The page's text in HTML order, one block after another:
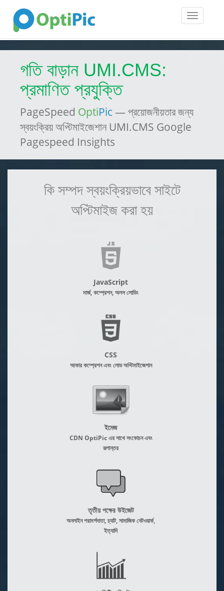
Toggle
গতি বাড়ান UMI.CMS:
প্রমাণিত প্রযুক্তি
PageSpeed OptiPic — প্রয়োজনীয়তার জন্য
স্বয়ংক্রিয় অপ্টিমাইজেশান UMI.CMS Google
Pagespeed Insights
কি সম্পদ স্বয়ংক্রিয়ভাবে সাইটে
অপ্টিমাইজ করা হয়
JavaScript
মার্জ, কম্প্রেশন, অলস লোডিং
CSS
আকার কম্প্রেশন এবং লোড অপ্টিমাইজেশান
ইমেজ
CDN OptiPic এর সাথে সংকোচন এবং
রূপান্তর
তৃতীয় পক্ষের উইজেট
অনলাইন পরামর্শদাতা, চ্যাট, সামাজিক নেটওয়ার্ক,
ইত্যাদি